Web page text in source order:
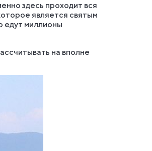
здесь проходит вся
является святым
едут миллионы
на вполне